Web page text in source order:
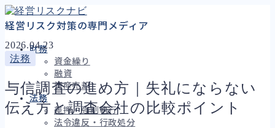
経営リスク対策の専門メディア
財務
資金繰り
融資
資産売却
法務
差押・強制執行
法令違反・行政処分
2026.04.23
法務
与信調査の進め方｜失礼にならない
伝え方と調査会社の比較ポイント